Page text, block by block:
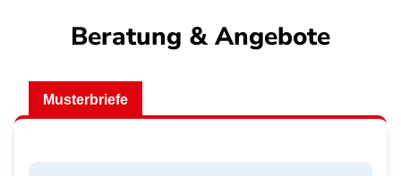
Beratung & Angebote
Musterbriefe